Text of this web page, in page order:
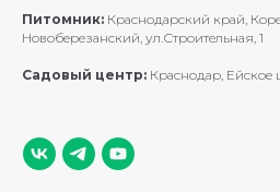
Питомник: Краснодарский край,
Новоберезанский, ул.Строительная, 1
Садовый центр: Краснодар, Ейское